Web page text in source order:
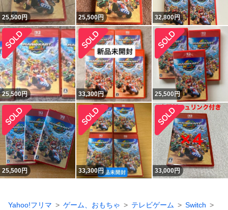
25,500円 25,500円 32,800円
25,500円 33,300円 25,500円
25,500円 33,300円 33,000円
Yahoo!フリマ ゲーム、おもちゃ テレビゲーム
Switch